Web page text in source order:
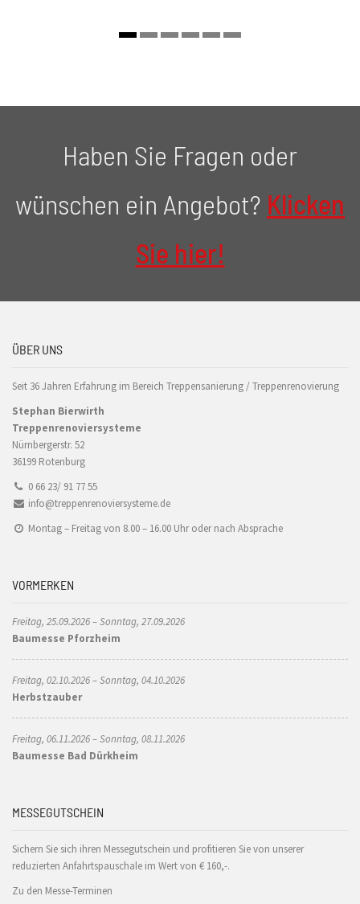
Haben Sie Fragen oder
wünschen ein Angebot? Klicken
Sie hier!
ÜBER UNS
Seit 36 Jahren Erfahrung im Bereich Treppensanierung / Treppenrenovierung
Stephan Bierwirth
Treppenrenoviersysteme
Nürnbergerstr. 52
36199 Rotenburg
0 66 23/ 91 77 55
info@treppenrenoviersysteme.de
Montag – Freitag von 8.00 – 16.00 Uhr oder nach Absprache
VORMERKEN
Freitag, 25.09.2026 – Sonntag, 27.09.2026
Baumesse Pforzheim
Freitag, 02.10.2026 – Sonntag, 04.10.2026
Herbstzauber
Freitag, 06.11.2026 – Sonntag, 08.11.2026
Baumesse Bad Dürkheim
MESSEGUTSCHEIN
Sichern Sie sich ihren Messegutschein und profitieren Sie von unserer
reduzierten Anfahrtspauschale im Wert von € 160,-.
Zu den Messe-Terminen